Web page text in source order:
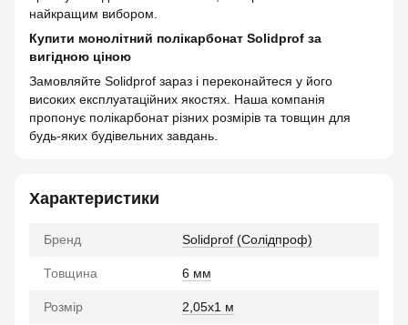
найкращим вибором.
Купити монолітний полікарбонат Solidprof за
вигідною ціною
Замовляйте Solidprof зараз і переконайтеся у його
високих експлуатаційних якостях. Наша компанія
пропонує полікарбонат різних розмірів та товщин для
будь-яких будівельних завдань.
Характеристики
Бренд Solidprof (Солідпроф)
Товщина 6 мм
Розмір 2,05x1 м